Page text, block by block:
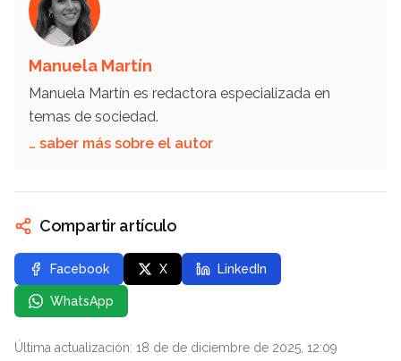
Manuela Martín
Manuela Martín es redactora especializada en
temas de sociedad.
… saber más sobre el autor
Compartir artículo
Facebook X LinkedIn
WhatsApp
Última actualización: 18 de de diciembre de 2025, 12:09